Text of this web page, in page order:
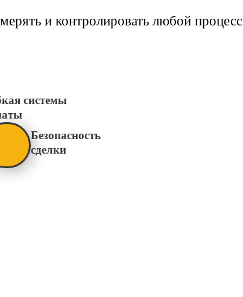
и контролировать любой процесс
системы
Безопасность
сделки